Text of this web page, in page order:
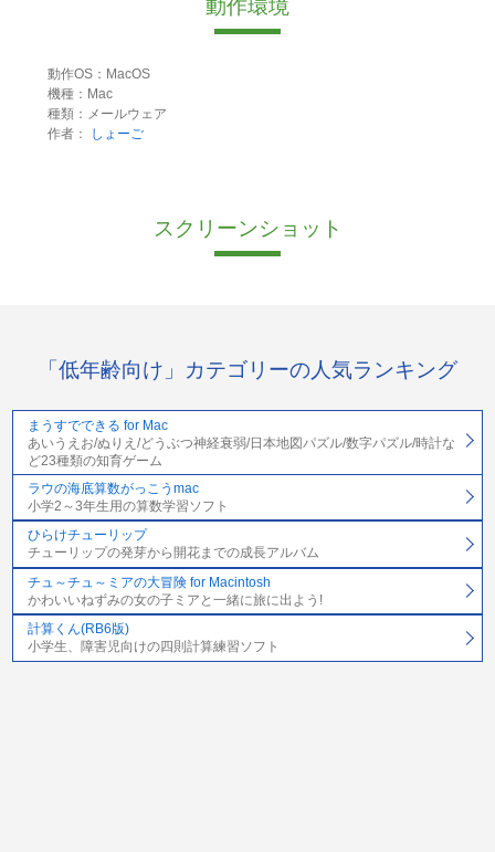
動作環境
動作OS：MacOS
機種：Mac
種類：メールウェア
作者：
しょーご
スクリーンショット
「低年齢向け」カテゴリーの人気ランキング
まうすでできる for Mac
あいうえお/ぬりえ/どうぶつ神経衰弱/日本地図パズル/数字パズル/時計な
ど23種類の知育ゲーム
ラウの海底算数がっこうmac
小学2～3年生用の算数学習ソフト
ひらけチューリップ
チューリップの発芽から開花までの成長アルバム
チュ～チュ～ミアの大冒険 for Macintosh
かわいいねずみの女の子ミアと一緒に旅に出よう!
計算くん(RB6版)
小学生、障害児向けの四則計算練習ソフト